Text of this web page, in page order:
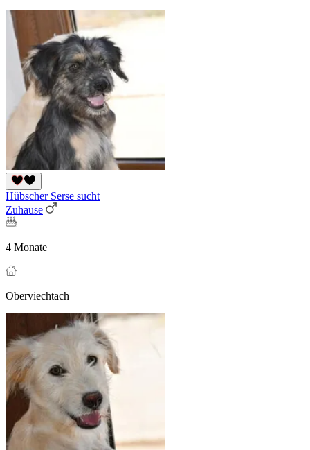
Hübscher Serse sucht
Zuhause
4 Monate
Oberviechtach